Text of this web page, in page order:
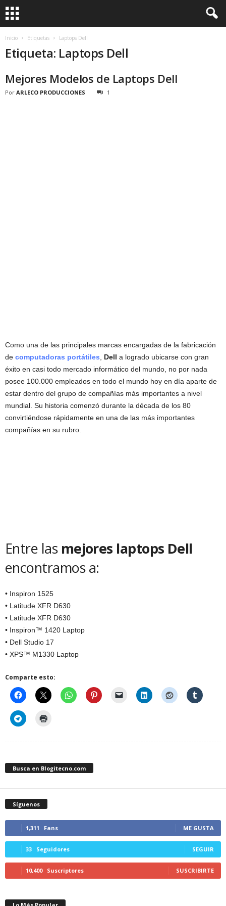
Inicio Etiquetas Laptops Dell
Etiqueta: Laptops Dell
Mejores Modelos de Laptops Dell
Por ARLECO PRODUCCIONES 1
Como una de las principales marcas encargadas de la fabricación
de computadoras portátiles Dell a logrado ubicarse con gran
éxito en casi todo mercado informático del mundo, no por nada
posee 100.000 empleados en todo el mundo hoy en día aparte de
estar dentro del grupo de compañías más importantes a nivel
mundial. Su historia comenzó durante la década de los 80
convirtiéndose rápidamente en una de las más importantes
compañías en su rubro.
Entre las mejores laptops Dell
encontramos a:
• Inspiron 1525
• Latitude XFR D630
• Latitude XFR D630
• Inspiron™ 1420 Laptop
• Dell Studio 17
• XPS™ M1330 Laptop
Comparte esto:
Busca en Blogitecno.com
Síguenos
1,311 Fans ME GUSTA
33 Seguidores SEGUIR
10,400 Suscriptores SUSCRIBIRTE